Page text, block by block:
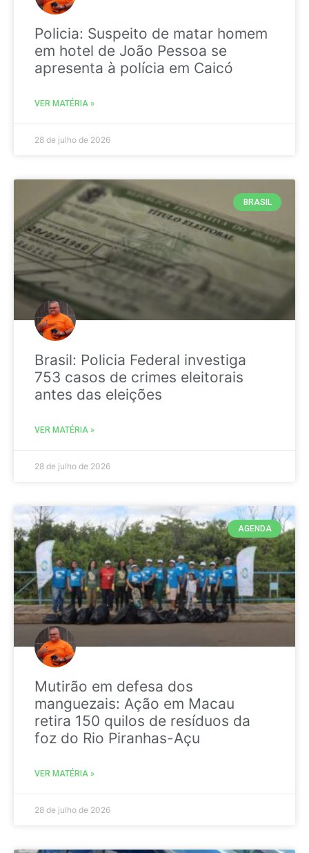
Policia: Suspeito de matar homem
em hotel de João Pessoa se
apresenta à polícia em Caicó
VER MATÉRIA »
28 de julho de 2026
BRASIL
Brasil: Policia Federal investiga
753 casos de crimes eleitorais
antes das eleições
VER MATÉRIA »
28 de julho de 2026
AGENDA
Mutirão em defesa dos
manguezais: Ação em Macau
retira 150 quilos de resíduos da
foz do Rio Piranhas-Açu
VER MATÉRIA »
28 de julho de 2026